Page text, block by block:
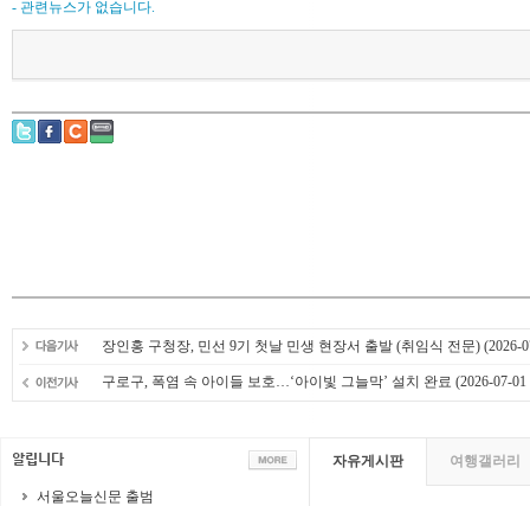
- 관련뉴스가 없습니다.
장인홍 구청장, 민선 9기 첫날 민생 현장서 출발 (취임식 전문) (2026-
구로구, 폭염 속 아이들 보호…‘아이빛 그늘막’ 설치 완료 (2026-07-01
서울오늘신문 출범
자유게시판 여행갤러리